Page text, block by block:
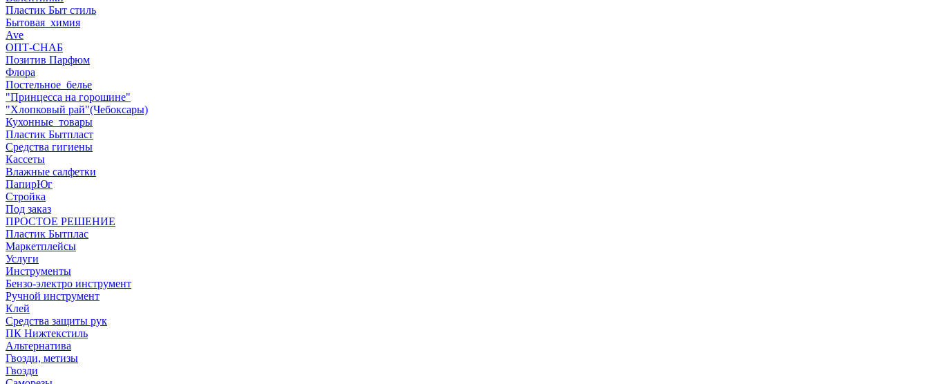
Пластик Быт стиль
Бытовая_химия
Ave
ОПТ-СНАБ
Позитив Парфюм
Флора
Постельное_белье
"Принцесса на горошине"
"Хлопковый рай"(Чебоксары)
Кухонные_товары
Пластик Бытпласт
Средства гигиены
Кассеты
Влажные салфетки
ПапирЮг
Стройка
Под заказ
ПРОСТОЕ РЕШЕНИЕ
Пластик Бытплас
Маркетплейсы
Услуги
Инструменты
Бензо-электро инструмент
Ручной инструмент
Клей
Средства защиты рук
ПК Нижтекстиль
Альтернатива
Гвозди, метизы
Гвозди